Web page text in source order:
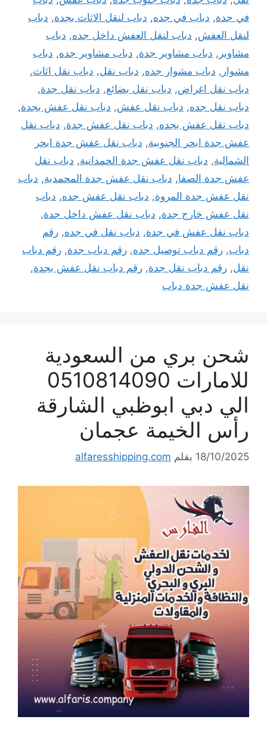
في جدة, دباب في جده, دباب لنقل الاثاث بجدة, دباب
لنقل العفش, دباب لنقل العفش داخل جده, دباب
مشاوير , دباب مشاوير جدة, دباب مشاوير جده, دباب
مشوار , دباب مشوار جده, دباب نقل, دباب نقل اثاث,
دباب نقل اغراض, دباب نقل بضائع, دباب نقل جدة,
دباب نقل جده, دباب نقل عفش, دباب نقل عفش بجدة,
دباب نقل عفش بجده, دباب نقل عفش جدة, دباب نقل
عفش جدة ابحر الجنوبية, دباب نقل عفش جدة ابحر
الشمالية, دباب نقل عفش جدة الحمدانية, دباب نقل
عفش جدة الصفا, دباب نقل عفش جدة المحمدية, دباب
نقل عفش جدة المروة, دباب نقل عفش جده, دباب
نقل عفش خارج جدة, دباب نقل عفش داخل جدة,
دباب نقل عفش في جدة, دباب نقل في جده, رقم
دباب, رقم دباب توصيل جده, رقم دباب جدة, رقم دباب
نقل, رقم دباب نقل جدة, رقم دباب نقل عفش بجدة,
نقل عفش جدة دباب
شحن بري من السعودية
للامارات 0510814090
الي دبي ابوظبي الشارقة
رأس الخيمة عجمان
18/10/2025 بقلم alfaresshipping.com